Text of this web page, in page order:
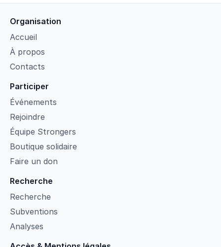
Organisation
Accueil
À propos
Contacts
Participer
Événements
Rejoindre
Équipe Strongers
Boutique solidaire
Faire un don
Recherche
Recherche
Subventions
Analyses